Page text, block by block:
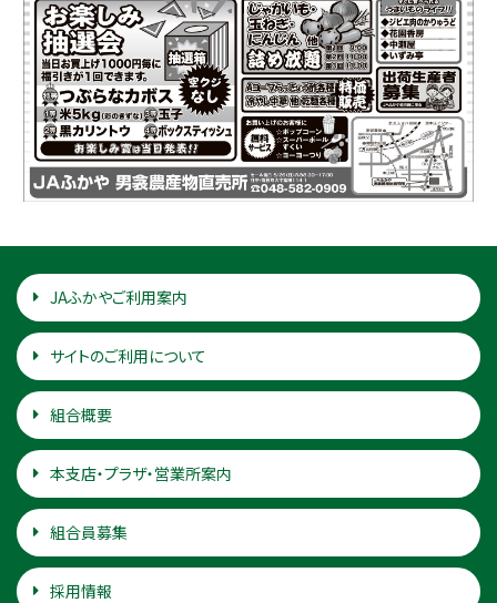
JAふかやご利用案内
サイトのご利用について
組合概要
本支店・プラザ・営業所案内
組合員募集
採用情報